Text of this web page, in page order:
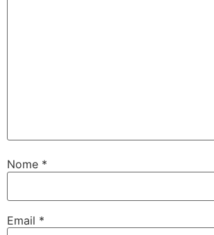
Nome *
Email *